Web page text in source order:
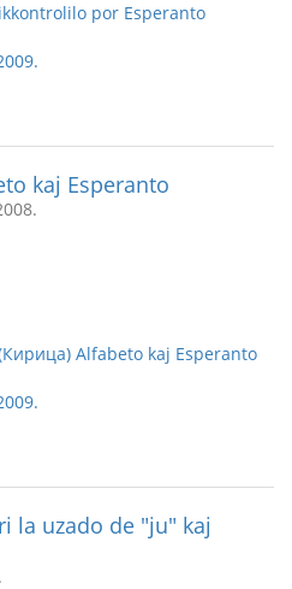
por Esperanto
kaj Esperanto
Alfabeto kaj Esperanto
la uzado de "ju" kaj